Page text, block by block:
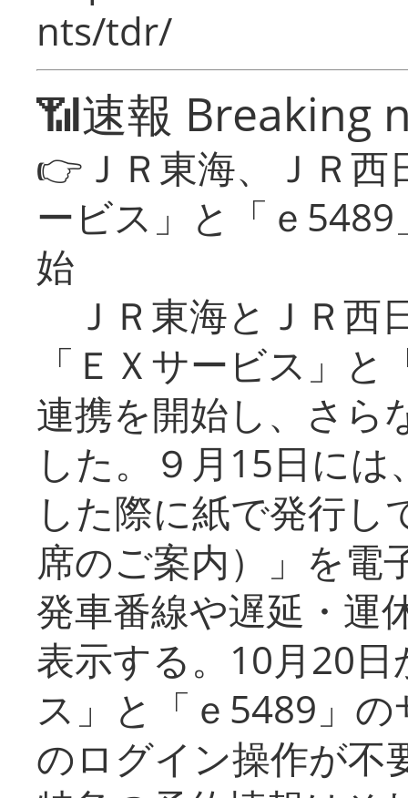
nts/tdr/
📶速報 Breaking
👉ＪＲ東海、ＪＲ
ービス」と「ｅ
始
ＪＲ東海とＪＲ西
「ＥＸサービス」
連携を開始し、さら
した。９月15日に
した際に紙で発行し
席のご案内）」を電
発車番線や遅延・運
表示する。10月20
ス」と「ｅ5489」
のログイン操作が不